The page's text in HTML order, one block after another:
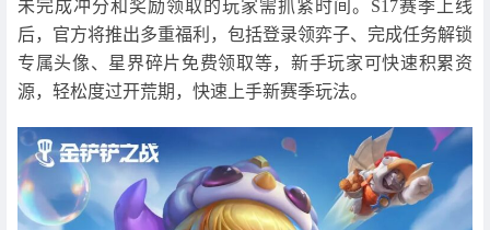
未完成冲分和奖励领取的玩家需抓紧时间。S17赛季上线
后，官方将推出多重福利，包括登录领弈子、完成任务解锁
专属头像、星界碎片免费领取等，新手玩家可快速积累资
源，轻松度过开荒期，快速上手新赛季玩法。